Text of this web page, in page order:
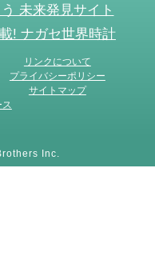
未来発見サイト
! ナガセ世界時計
リンクについて
プライバシーポリシー
サイトマップ
ス
Inc.